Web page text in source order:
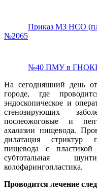
Приказ МЗ НСО
№2065
№40 ПМУ в
На сегодняшний день
городе, где
эндоскопическое и
стенозирующих
послеожоговые и
ахалазии пищевода.
дилатация стриктур
пищевода с
субтотальная
колофарингопластика.
Проводится лечение